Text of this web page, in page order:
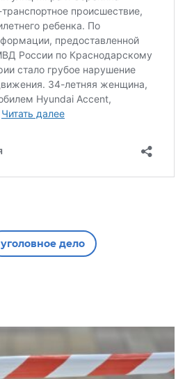
уголовное дело